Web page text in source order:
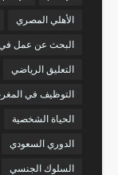
الأهلي المصري
البحث عن عمل في
التعليق الرياضي
التوظيف في
الحياة الشخصية
الدوري السعودي
السلوك الجنسي